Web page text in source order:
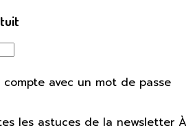
avec un mot de passe
les astuces de la newsletter À